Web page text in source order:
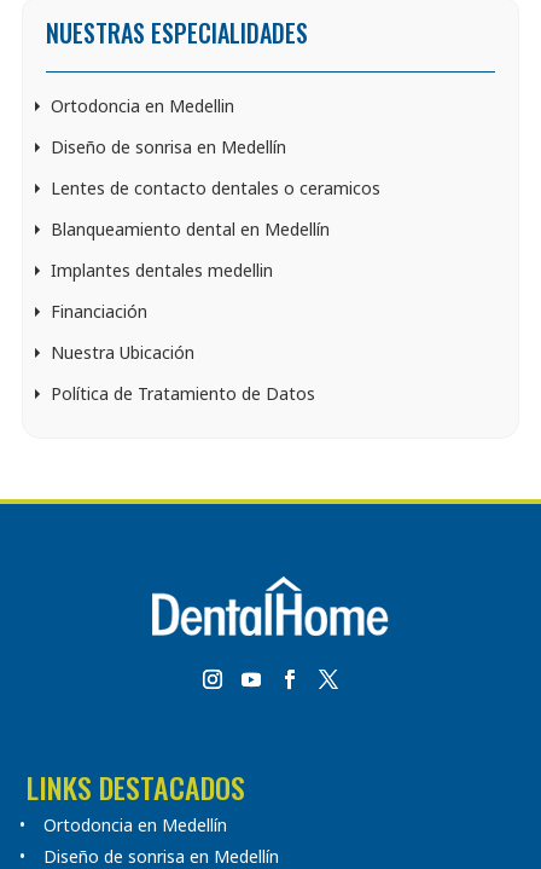
NUESTRAS ESPECIALIDADES
Ortodoncia en Medellin
Diseño de sonrisa en Medellín
Lentes de contacto dentales o ceramicos
Blanqueamiento dental en Medellín
Implantes dentales medellin
Financiación
Nuestra Ubicación
Política de Tratamiento de Datos
LINKS DESTACADOS
Ortodoncia en Medellín
Diseño de sonrisa en Medellín